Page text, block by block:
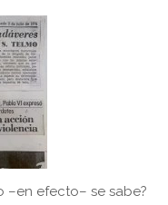
–en efecto– se sabe?